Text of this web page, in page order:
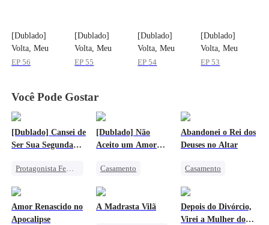
[Dublado]
Volta, Meu
Marido
EP56
[Dublado]
Volta, Meu
Marido
EP55
[Dublado]
Volta, Meu
Marido
EP54
[Dublado]
Volta, Meu
Marido
EP53
Você Pode Gostar
[Dublado] Cansei de
Ser Sua Segunda
Protagonista Feminina Forte
[Dublado] Não
Aceito um Amor
Casamento
Abandonei o Rei dos
Deuses no Altar
Casamento
Lamento
Amor Renascido no
Apocalipse
A Madrasta Vilã
Depois do Divórcio,
Virei a Mulher do